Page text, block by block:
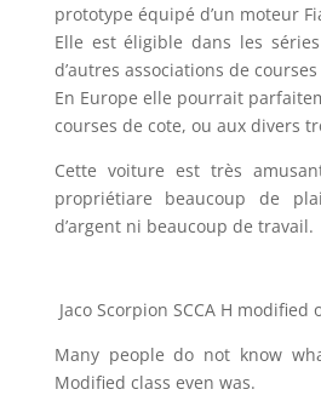
prototype équipé d’un moteur
Elle est éligible dans les séries
d’autres associations de
En Europe elle pourrait
courses de cote, ou aux divers
Cette voiture est très
propriétiare beaucoup de
d’argent ni beaucoup de travail.
Jaco Scorpion SCCA H modified
Many people do not know
Modified class even was.